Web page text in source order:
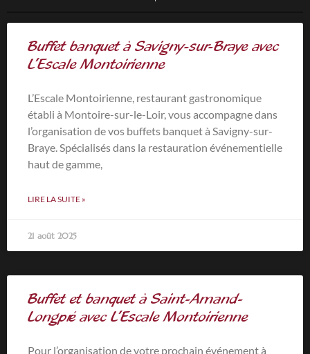
Buffet banquet à Savigny-sur-Braye avec
L’Escale Montoirienne
L’Escale Montoirienne, restaurant gastronomique
établi à Montoire-sur-le-Loir, vous accompagne dans
l’organisation de vos buffets banquet à Savigny-sur-
Braye. Spécialisés dans la restauration événementielle
haut de gamme,
LIRE LA SUITE »
21 août 2025
Buffet et banquet à Saint-Amand-
Longpré avec L’Escale Montoirienne
Pour l’organisation de votre prochain événement à